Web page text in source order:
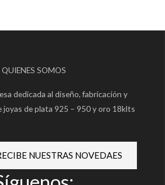
QUIENES SOMOS
dedicada al diseño, fabricación y
joyas de plata 925 – 950 y oro 18klts
NUESTRAS NOVEDAES